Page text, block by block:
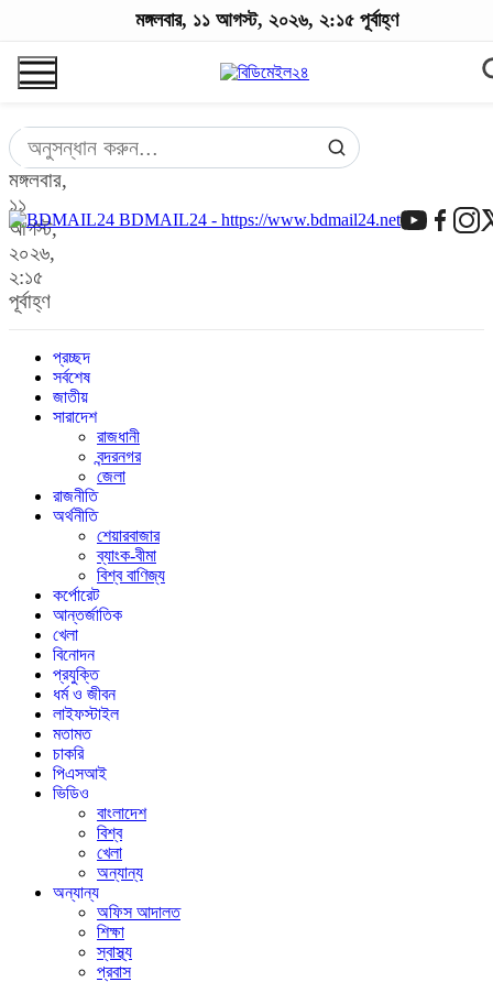
মঙ্গলবার,
১১
আগস্ট,
২০২৬,
২:১৫
পূর্বাহ্ণ
BDMAIL24 - https://www.bdmail24.net
প্রচ্ছদ
সর্বশেষ
জাতীয়
সারাদেশ
রাজধানী
বন্দরনগর
জেলা
রাজনীতি
অর্থনীতি
শেয়ারবাজার
ব্যাংক-বীমা
বিশ্ব বাণিজ্য
কর্পোরেট
আন্তর্জাতিক
খেলা
বিনোদন
প্রযুক্তি
ধর্ম ও জীবন
লাইফস্টাইল
মতামত
চাকরি
পিএসআই
ভিডিও
বাংলাদেশ
বিশ্ব
খেলা
অন্যান্য
অন্যান্য
অফিস আদালত
শিক্ষা
স্বাস্থ্য
প্রবাস
মঙ্গলবার, ১১ আগস্ট, ২০২৬, ২:১৫ পূর্বাহ্ণ